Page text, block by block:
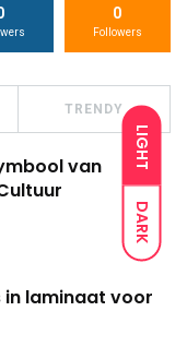
LIGHT
DARK
0
Followers
TRENDY
van
laminaat voor